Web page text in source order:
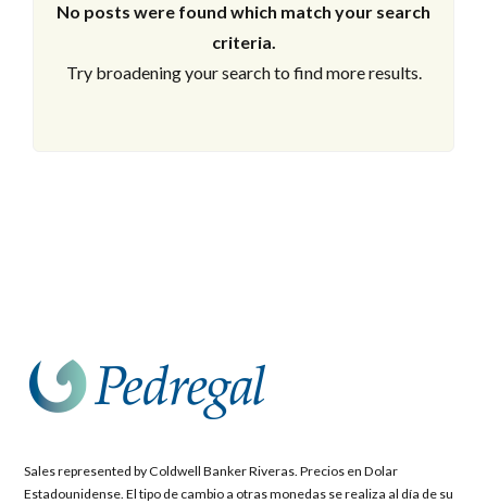
No posts were found which match your search
criteria.
Try broadening your search to find more results.
Sales represented by Coldwell Banker Riveras. Precios en Dolar
Estadounidense. El tipo de cambio a otras monedas se realiza al día de su